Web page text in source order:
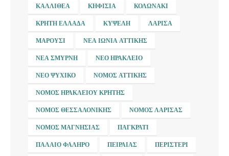
ΚΑΛΛΙΘΈΑ ΚΗΦΙΣΙΆ ΚΟΛΩΝΆΚΙ
ΚΡΉΤΗ ΕΛΛΆΔΑ ΚΥΨΈΛΗ ΛΆΡΙΣΑ
ΜΑΡΟΎΣΙ ΝΈΑ ΙΩΝΊΑ ΑΤΤΙΚΉΣ
ΝΈΑ ΣΜΎΡΝΗ ΝΈΟ ΗΡΆΚΛΕΙΟ
ΝΈΟ ΨΥΧΙΚΌ ΝΟΜΌΣ ΑΤΤΙΚΉΣ
ΝΟΜΌΣ ΗΡΑΚΛΕΊΟΥ ΚΡΉΤΗΣ
ΝΟΜΌΣ ΘΕΣΣΑΛΟΝΊΚΗΣ ΝΟΜΌΣ ΛΆΡΙΣΑΣ
ΝΟΜΌΣ ΜΑΓΝΗΣΊΑΣ ΠΑΓΚΡΆΤΙ
ΠΑΛΑΙΌ ΦΆΛΗΡΟ ΠΕΙΡΑΙΆΣ ΠΕΡΙΣΤΈΡΙ